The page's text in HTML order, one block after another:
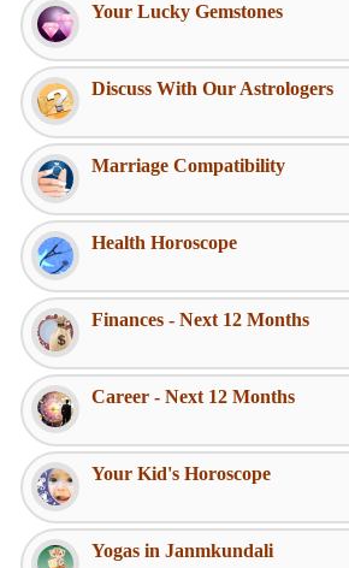
Your Lucky Gemstones
Discuss With Our Astrologers
Marriage Compatibility
Health Horoscope
Finances - Next 12 Months
Career - Next 12 Months
Your Kid's Horoscope
Yogas in Janmkundali